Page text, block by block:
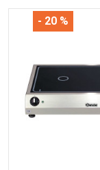
- 20 %